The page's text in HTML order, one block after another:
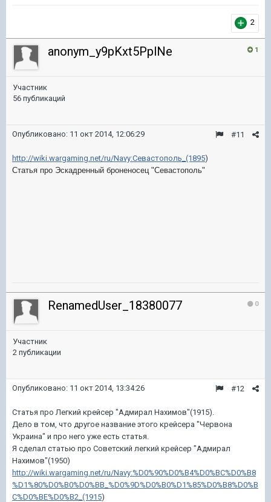
2
1
anonym_y9pKxt5PplNe
Участник
56 публикаций
#11
Опубликовано: 11 окт 2014, 12:06:29
http://wiki.wargaming.net/ru/Navy:Севастополь_(1895)
Статья про Эскадренный броненосец "Севастополь"
0
RenamedUser_18380077
Участник
2 публикации
#12
Опубликовано: 11 окт 2014, 13:34:26
Статья про Легкий крейсер "Адмирал Нахимов"(1915).
Дело в том, что другое название этого крейсера "Червона
Украина" и про него уже есть статья.
Я сделал статью про Советский легкий крейсер "Адмирал
Нахимов"(1950)
http://wiki.wargaming.net/ru/Navy:%D0%90%D0%B4%D0%BC%D0%B8
%D1%80%D0%B0%D0%BB_%D0%9D%D0%B0%D1%85%D0%B8%D0%B
C%D0%BE%D0%B2_(1915)